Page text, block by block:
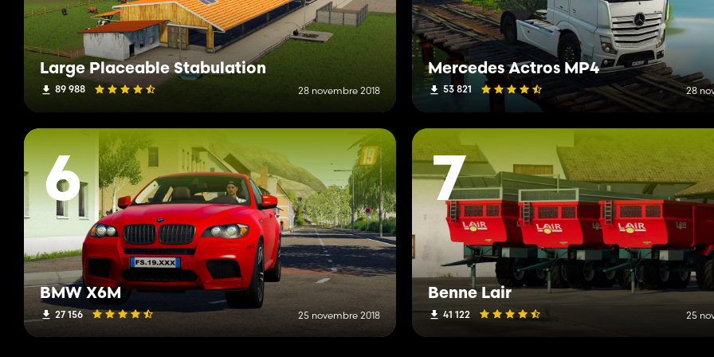
Large Placeable Stabulation
89 988 28 novembre 2018
Mercedes Actros MP4
53 821 28
6
BMW X6M
27 156 25 novembre 2018
7
Benne Lair
41 122 25